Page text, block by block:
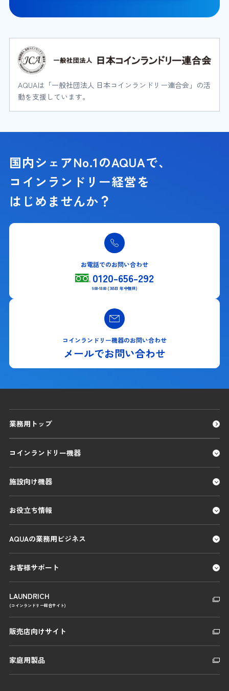
AQUAは「一般社団法人 日本コインランドリー連合会」の活
動を支援しています。
国内シェアNo.1のAQUAで、
コインランドリー経営を
はじめませんか？
お電話でのお問い合わせ
0120-656-292
9:00-18:00 (365日 年中無休)
コインランドリー機器のお問い合わせ
メールでお問い合わせ
業務用トップ
コインランドリー機器
施設向け機器
お役立ち情報
AQUAの業務用ビジネス
お客様サポート
LAUNDRICH
(コインランドリー総合サイト)
販売店向けサイト
家庭用製品